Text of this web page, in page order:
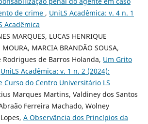
de crime , UniLS Acadêmica: v. 4 n. 1
Acadêmica
MARQUES, LUCAS HENRIQUE
MOURA, MARCIA BRANDÃO SOUSA,
Rodrigues de Barros Holanda, Um Grito
UniLS Acadêmica: v. 1 n. 2 (2024):
Curso do Centro Universitário LS
Marques Martins, Valdiney dos Santos
Ferreira Machado, Wolney
A Observância dos Princípios da